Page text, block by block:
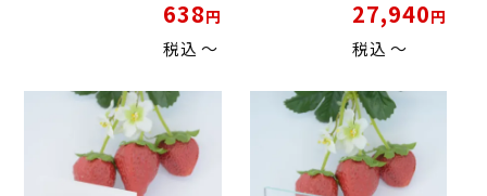
638
税込 〜
27,940
税込 〜